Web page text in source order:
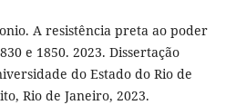
A resistência preta ao poder
e 1850. 2023. Dissertação
do Estado do Rio de
Rio de Janeiro, 2023.